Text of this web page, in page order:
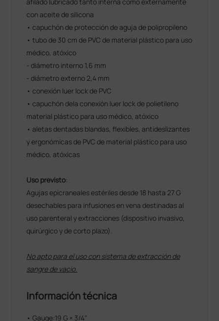
con aceite de silicona
• capuchón de protección de aguja de polipropileno
• tubo de 30 cm de PVC de material plástico para uso
médico, atóxico
- diámetro interno 1,6 mm
- diámetro externo 2,4 mm
• conexión luer lock de PVC
• capuchón dela conexión luer lock de polietileno
material plástico para uso médico, atóxico
• aletas dentadas blandas, flexibles, antideslizantes
y ergonómicas de PVC de material plástico para uso
médico, atóxicas
Uso previsto:
Agujas epicraneales estériles desde 18 hasta 27 G
desechables para infusiones en vena destinadas al
uso parenteral y extracciones (dispositivo invasivo,
quirúrgico y de corto plazo).
No apto para el uso con sistema de extracción de
sangre de vacio.
Información técnica
• Gauge:19 G × 3/4"